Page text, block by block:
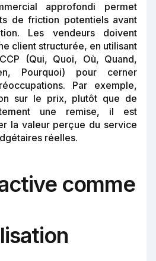
approfondi permet
de friction potentiels avant
Les vendeurs doivent
client structurée, en utilisant
(Qui, Quoi, Où, Quand,
Pourquoi) pour cerner
Par exemple,
sur le prix, plutôt que de
une remise, il est
la valeur perçue du service
réelles.
comme